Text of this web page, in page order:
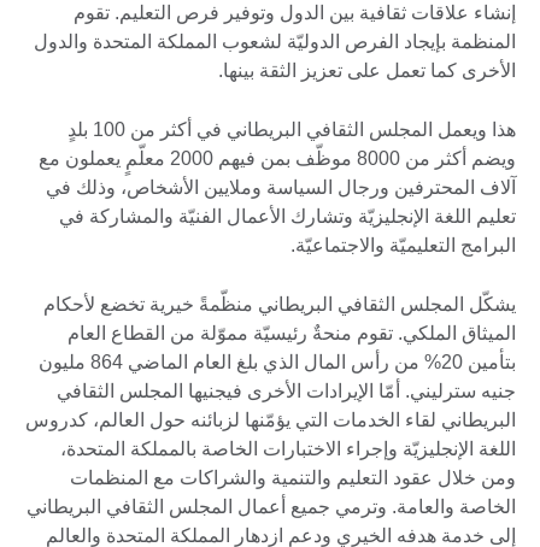
إنشاء علاقات ثقافية بين الدول وتوفير فرص التعليم. تقوم
المنظمة بإيجاد الفرص الدوليّة لشعوب المملكة المتحدة والدول
الأخرى كما تعمل على تعزيز الثقة بينها.
هذا ويعمل المجلس الثقافي البريطاني في أكثر من 100 بلدٍ
ويضم أكثر من 8000 موظّف بمن فيهم 2000 معلّمٍ يعملون مع
آلاف المحترفين ورجال السياسة وملايين الأشخاص، وذلك في
تعليم اللغة الإنجليزيّة وتشارك الأعمال الفنيّة والمشاركة في
البرامج التعليميّة والاجتماعيّة.
يشكّل المجلس الثقافي البريطاني منظّمةً خيرية تخضع لأحكام
الميثاق الملكي. تقوم منحةٌ رئيسيّة مموّلة من القطاع العام
بتأمين 20% من رأس المال الذي بلغ العام الماضي 864 مليون
جنيه سترليني. أمّا الإيرادات الأخرى فيجنيها المجلس الثقافي
البريطاني لقاء الخدمات التي يؤمّنها لزبائنه حول العالم، كدروس
اللغة الإنجليزيّة وإجراء الاختبارات الخاصة بالمملكة المتحدة،
ومن خلال عقود التعليم والتنمية والشراكات مع المنظمات
الخاصة والعامة. وترمي جميع أعمال المجلس الثقافي البريطاني
إلى خدمة هدفه الخيري ودعم ازدهار المملكة المتحدة والعالم